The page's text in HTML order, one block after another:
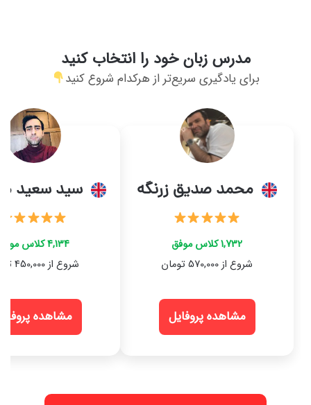
مدرس زبان خود را انتخاب کنید
برای یادگیری سریع‌تر از هرکدام شروع کنید
محمد صدیق زرنگه
1,732 کلاس موفق
شروع از 570,000 تومان
مشاهده پروفایل
سید سعید
4,134 کلاس موفق
شروع از 450,000 تومان
مشاهده